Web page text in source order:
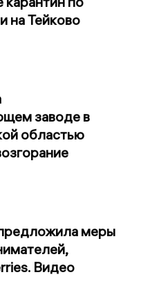
на Тейково
заводе в
областью
меры
Видео